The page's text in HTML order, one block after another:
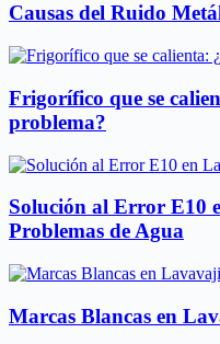
Causas del Ruido
Frigorífico que se
problema?
Solución al Error E10
Problemas de Agua
Marcas Blancas en